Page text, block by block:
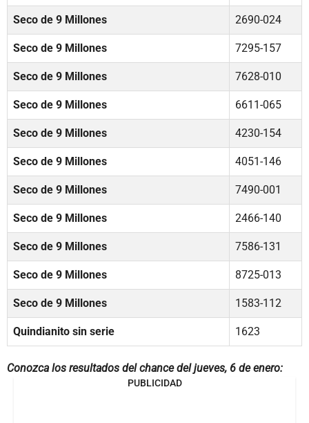
Seco de 9 Millones 2690-024
Seco de 9 Millones 7295-157
Seco de 9 Millones 7628-010
Seco de 9 Millones 6611-065
Seco de 9 Millones 4230-154
Seco de 9 Millones 4051-146
Seco de 9 Millones 7490-001
Seco de 9 Millones 2466-140
Seco de 9 Millones 7586-131
Seco de 9 Millones 8725-013
Seco de 9 Millones 1583-112
Quindianito sin serie 1623
Conozca los resultados del chance del jueves, 6 de enero:
PUBLICIDAD